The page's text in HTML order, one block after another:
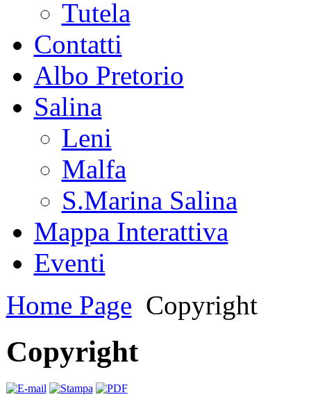
Tutela
Contatti
Albo Pretorio
Salina
Leni
Malfa
S.Marina Salina
Mappa Interattiva
Eventi
Home Page Copyright
Copyright